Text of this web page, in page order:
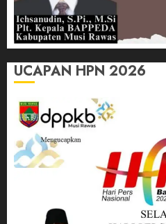
UCAPAN HPN 2026